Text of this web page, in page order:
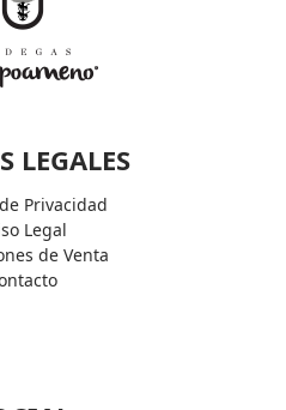
LEGALES
Privacidad
Legal
de Venta